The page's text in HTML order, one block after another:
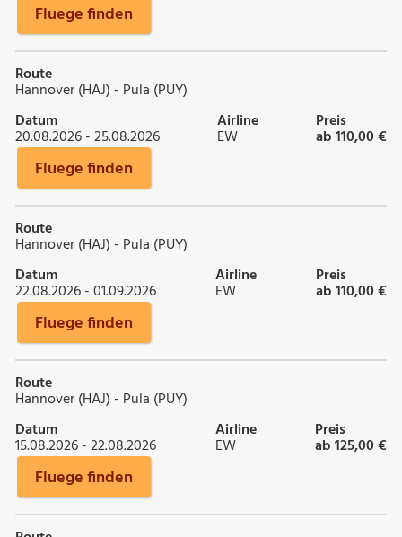
Fluege finden
Route
Hannover (HAJ) - Pula (PUY)
Datum
20.08.2026 - 25.08.2026
Airline
EW
Preis
ab 110,00 €
Fluege finden
Route
Hannover (HAJ) - Pula (PUY)
Datum
22.08.2026 - 01.09.2026
Airline
EW
Preis
ab 110,00 €
Fluege finden
Route
Hannover (HAJ) - Pula (PUY)
Datum
15.08.2026 - 22.08.2026
Airline
EW
Preis
ab 125,00 €
Fluege finden